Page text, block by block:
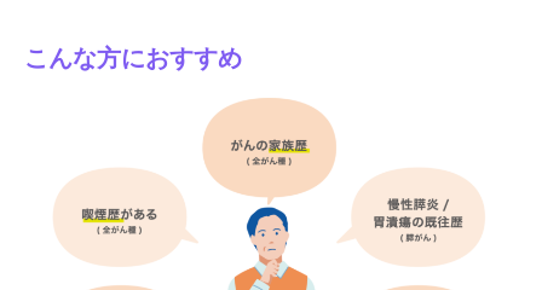
こんな方におすすめ